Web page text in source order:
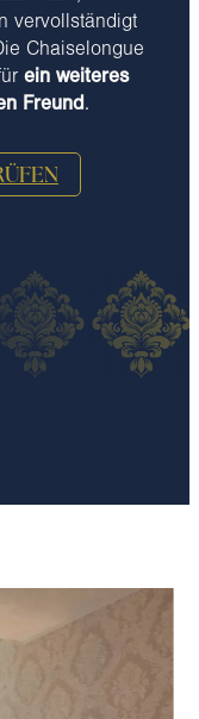
vervollständigt
Chaiselongue
ein weiteres
Freund.